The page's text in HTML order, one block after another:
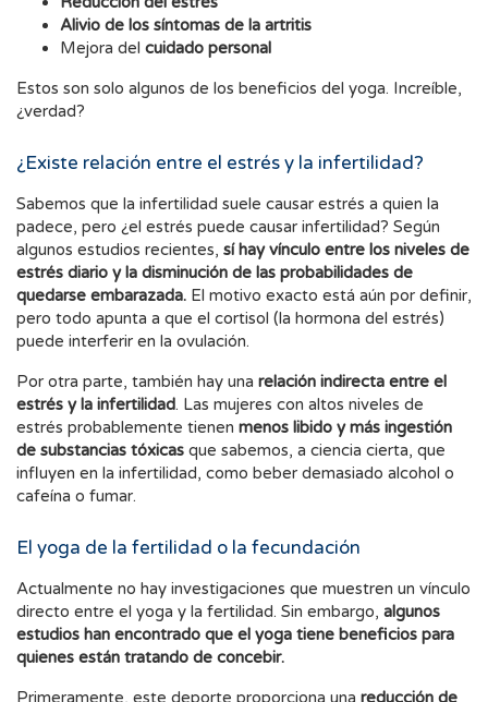
Alivio de los síntomas de la artritis
Mejora del cuidado personal
Estos son solo algunos de los beneficios del yoga. Increíble,
¿verdad?
¿Existe relación entre el estrés y la infertilidad?
Sabemos que la infertilidad suele causar estrés a quien la
padece, pero ¿el estrés puede causar infertilidad? Según
algunos estudios recientes, sí hay vínculo entre los niveles de
estrés diario y la disminución de las probabilidades de
quedarse embarazada. El motivo exacto está aún por definir,
pero todo apunta a que el cortisol (la hormona del estrés)
puede interferir en la ovulación.
Por otra parte, también hay una relación indirecta entre el
estrés y la infertilidad. Las mujeres con altos niveles de
estrés probablemente tienen menos libido y más ingestión
de substancias tóxicas que sabemos, a ciencia cierta, que
influyen en la infertilidad, como beber demasiado alcohol o
cafeína o fumar.
El yoga de la fertilidad o la fecundación
Actualmente no hay investigaciones que muestren un vínculo
directo entre el yoga y la fertilidad. Sin embargo, algunos
estudios han encontrado que el yoga tiene beneficios para
quienes están tratando de concebir.
Primeramente, este deporte proporciona una reducción de